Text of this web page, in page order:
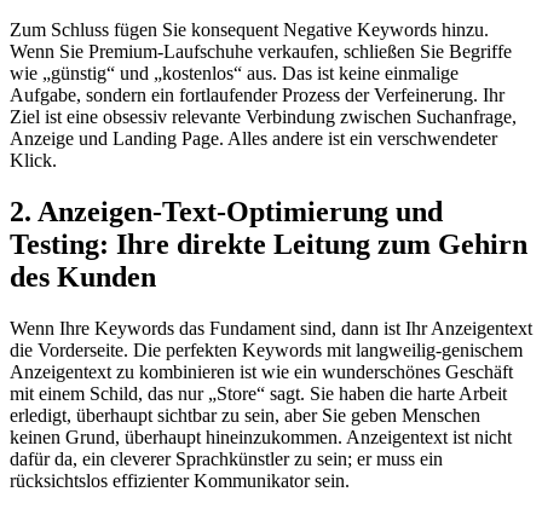
Zum Schluss fügen Sie konsequent Negative Keywords hinzu.
Wenn Sie Premium-Laufschuhe verkaufen, schließen Sie Begriffe
wie „günstig“ und „kostenlos“ aus. Das ist keine einmalige
Aufgabe, sondern ein fortlaufender Prozess der Verfeinerung. Ihr
Ziel ist eine obsessiv relevante Verbindung zwischen Suchanfrage,
Anzeige und Landing Page. Alles andere ist ein verschwendeter
Klick.
2. Anzeigen-Text-Optimierung und
Testing: Ihre direkte Leitung zum Gehirn
des Kunden
Wenn Ihre Keywords das Fundament sind, dann ist Ihr Anzeigentext
die Vorderseite. Die perfekten Keywords mit langweilig-genischem
Anzeigentext zu kombinieren ist wie ein wunderschönes Geschäft
mit einem Schild, das nur „Store“ sagt. Sie haben die harte Arbeit
erledigt, überhaupt sichtbar zu sein, aber Sie geben Menschen
keinen Grund, überhaupt hineinzukommen. Anzeigentext ist nicht
dafür da, ein cleverer Sprachkünstler zu sein; er muss ein
rücksichtslos effizienter Kommunikator sein.